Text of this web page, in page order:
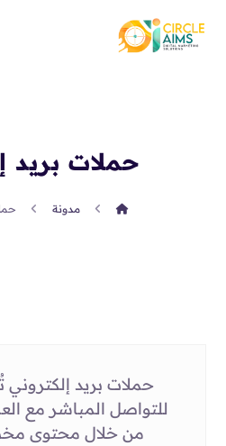
حملات بريد
مدونة
حملات بريد
للتواصل المباشر مع
من خلال محتوى